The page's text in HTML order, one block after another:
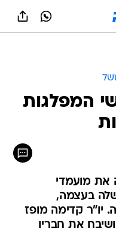
המפלגות
את מועמדי
בעצמה,
יו"ר קדימה מופז
את חבריו